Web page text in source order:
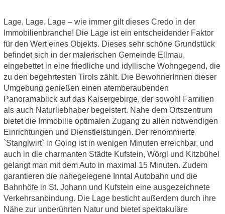
Lage, Lage, Lage – wie immer gilt dieses Credo in der
Immobilienbranche! Die Lage ist ein entscheidender Faktor
für den Wert eines Objekts. Dieses sehr schöne Grundstück
befindet sich in der malerischen Gemeinde Ellmau,
eingebettet in eine friedliche und idyllische Wohngegend, die
zu den begehrtesten Tirols zählt. Die BewohnerInnen dieser
Umgebung genießen einen atemberaubenden
Panoramablick auf das Kaisergebirge, der sowohl Familien
als auch Naturliebhaber begeistert. Nahe dem Ortszentrum
bietet die Immobilie optimalen Zugang zu allen notwendigen
Einrichtungen und Dienstleistungen. Der renommierte
`Stanglwirt` in Going ist in wenigen Minuten erreichbar, und
auch in die charmanten Städte Kufstein, Wörgl und Kitzbühel
gelangt man mit dem Auto in maximal 15 Minuten. Zudem
garantieren die nahegelegene Inntal Autobahn und die
Bahnhöfe in St. Johann und Kufstein eine ausgezeichnete
Verkehrsanbindung. Die Lage besticht außerdem durch ihre
Nähe zur unberührten Natur und bietet spektakuläre